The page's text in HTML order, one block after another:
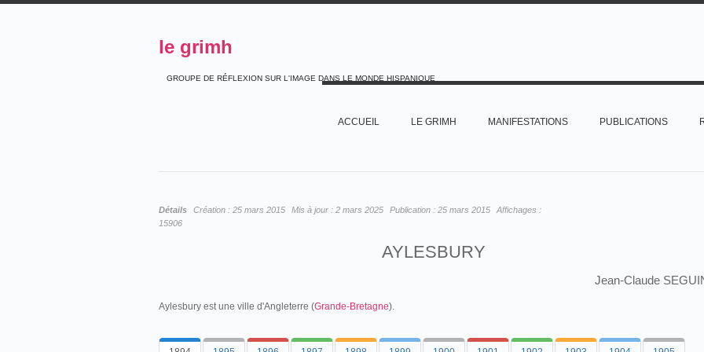
le grimh
GROUPE DE RÉFLEXION SUR L'IMAGE DANS LE MONDE HISPANIQUE
ACCUEIL LE GRIMH MANIFESTATIONS PUBLICATIONS
Détails Création : 25 mars 2015 Mis à jour : 2 mars 2025 Publication : 25 mars 2015
Affichages :
15906
AYLESBURY
Jean-Claude
Aylesbury est une ville d'Angleterre (Grande-Bretagne).